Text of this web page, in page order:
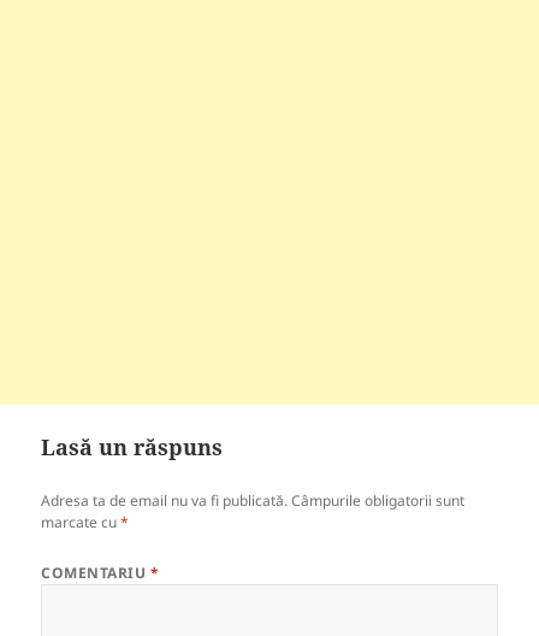
Lasă un răspuns
Adresa ta de email nu va fi publicată. Câmpurile obligatorii sunt
marcate cu*
COMENTARIU *